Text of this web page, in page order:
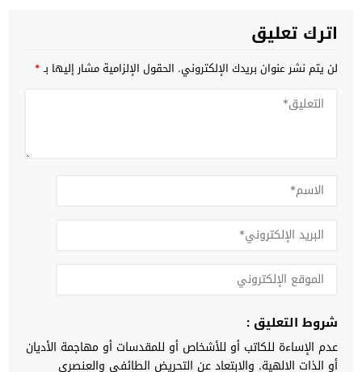
اترك تعليق
لن يتم نشر عنوان بريدك الإلكتروني. الحقول الإلزامية مشار إليها بـ*
شروط التعليق :
عدم الإساءة للكاتب أو للأشخاص أو للمقدسات أو مهاجمة الأديان
أو الذات الالهية. والابتعاد عن التحريض الطائفي والعنصري